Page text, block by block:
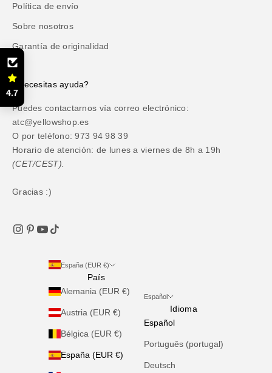
Política de envío
Sobre nosotros
Garantía de originalidad
¿Necesitas ayuda?
Puedes contactarnos vía correo electrónico:
atc@yellowshop.es
O por teléfono: 973 94 98 39
Horario de atención: de lunes a viernes de 8h a 19h
(CET/CEST).
Gracias :)
España (EUR €)
País
Alemania (EUR €)
Austria (EUR €)
Bélgica (EUR €)
España (EUR €)
Español
Idioma
Español
Português (portugal)
Deutsch
4.7